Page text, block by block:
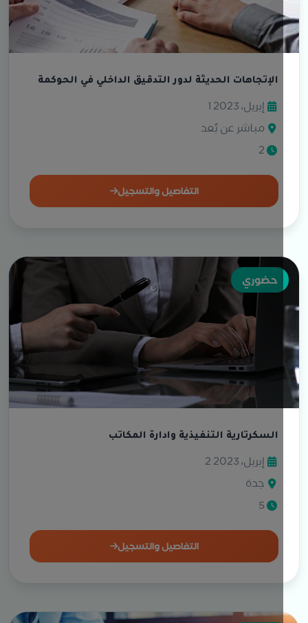
الإتجاهات الحديثة لدور التدقيق الداخلي في الحوكمة
1 إبريل، 2023
مباشر عن بُعد
التفاصيل والتسجيل
حضوري
السكرتارية التنفيذية وادارة المكاتب
2 إبريل، 2023
جدة
التفاصيل والتسجيل